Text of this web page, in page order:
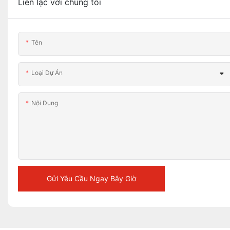
Liên lạc với chúng tôi
Tên
Loại Dự Án
Nội Dung
Gửi Yêu Cầu Ngay Bây Giờ